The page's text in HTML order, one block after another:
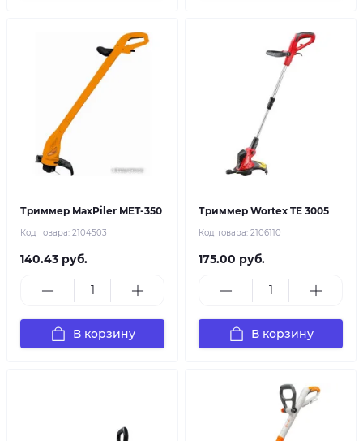
Триммер MaxPiler MET-350
Код товара: 2104503
140.43 руб.
В корзину
Триммер Wortex TE 3005
Код товара: 2106110
175.00 руб.
В корзину